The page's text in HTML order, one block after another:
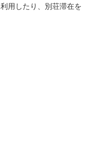
用したり、別荘滞在を